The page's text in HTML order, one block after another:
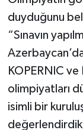
duyduğunu
“Sınavın
KOPERNIC
olimpiyatları
isimli bir
değerlendirdik.